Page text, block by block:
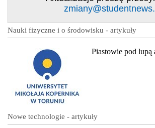
Nauki fizyczne i o środowisku - artykuły
Piastowie pod lupą
Nowe technologie - artykuły